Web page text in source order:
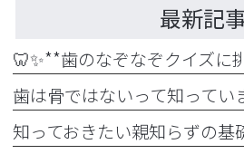
最新記
🦷✨**歯のなぞなぞクイズに
歯は骨ではないって知ってい
知っておきたい親知らずの基